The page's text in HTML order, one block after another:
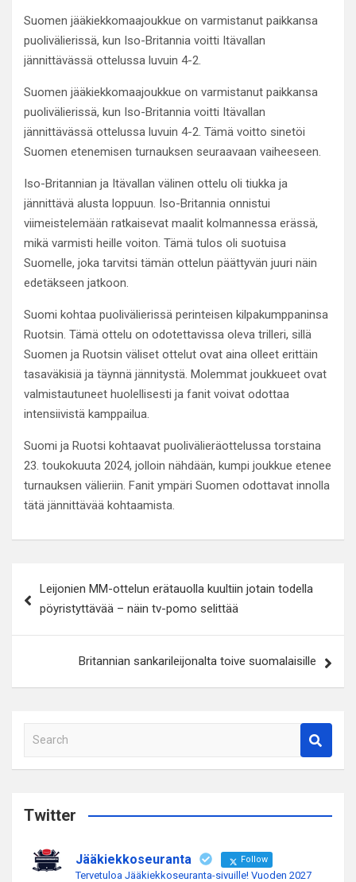
Suomen jääkiekkomaajoukkue on varmistanut paikkansa
puolivälierissä, kun Iso-Britannia voitti Itävallan
jännittävässä ottelussa luvuin 4-2.
Suomen jääkiekkomaajoukkue on varmistanut paikkansa
puolivälierissä, kun Iso-Britannia voitti Itävallan
jännittävässä ottelussa luvuin 4-2. Tämä voitto sinetöi
Suomen etenemisen turnauksen seuraavaan vaiheeseen.
Iso-Britannian ja Itävallan välinen ottelu oli tiukka ja
jännittävä alusta loppuun. Iso-Britannia onnistui
viimeistelemään ratkaisevat maalit kolmannessa erässä,
mikä varmisti heille voiton. Tämä tulos oli suotuisa
Suomelle, joka tarvitsi tämän ottelun päättyvän juuri näin
edetäkseen jatkoon.
Suomi kohtaa puolivälierissä perinteisen kilpakumppaninsa
Ruotsin. Tämä ottelu on odotettavissa oleva trilleri, sillä
Suomen ja Ruotsin väliset ottelut ovat aina olleet erittäin
tasaväkisiä ja täynnä jännitystä. Molemmat joukkueet ovat
valmistautuneet huolellisesti ja fanit voivat odottaa
intensiivistä kamppailua.
Suomi ja Ruotsi kohtaavat puolivälieräottelussa torstaina
23. toukokuuta 2024, jolloin nähdään, kumpi joukkue etenee
turnauksen välieriin. Fanit ympäri Suomen odottavat innolla
tätä jännittävää kohtaamista.
selaus
Leijonien MM-ottelun erätauolla kuultiin jotain todella
pöyristyttävää – näin tv-pomo selittää
Britannian sankarileijonalta toive suomalaisille
a
c
Twitter
Jääkiekkoseuranta Follow
Tervetuloa Jääkiekkoseuranta-sivuille! Vuoden 2027